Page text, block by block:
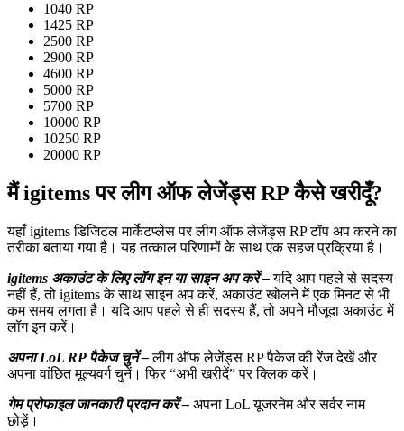
1040 RP
1425 RP
2500 RP
2900 RP
4600 RP
5000 RP
5700 RP
10000 RP
10250 RP
20000 RP
मैं igitems पर लीग ऑफ लेजेंड्स RP कैसे खरीदूँ?
यहाँ igitems डिजिटल मार्केटप्लेस पर लीग ऑफ लेजेंड्स RP टॉप अप करने का
तरीका बताया गया है। यह तत्काल परिणामों के साथ एक सहज प्रक्रिया है।
igitems अकाउंट के लिए लॉग इन या साइन अप करें –यदि आप पहले से सदस्य
नहीं हैं, तो igitems के साथ साइन अप करें, अकाउंट खोलने में एक मिनट से भी
कम समय लगता है। यदि आप पहले से ही सदस्य हैं, तो अपने मौजूदा अकाउंट में
लॉग इन करें।
अपना LoL RP पैकेज चुनें –लीग ऑफ लेजेंड्स RP पैकेज की रेंज देखें और
अपना वांछित मूल्यवर्ग चुनें। फिर “अभी खरीदें” पर क्लिक करें।
गेम प्रोफाइल जानकारी प्रदान करें – अपना LoL यूजरनेम और सर्वर नाम
छोड़ें।